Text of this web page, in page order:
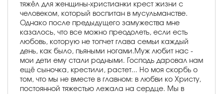
тяжёл для женщины-христианки крест жизни с
человеком, который воспитан в мусульманстве.
Однако после предыдущего замужества мне
казалось, что все можно преодолеть, если есть
любовь, которую не топчет глава семьи каждый
день, как было, пьяными ногами.Муж любит нас -
мои дети ему стали родными. Господь даровал нам
ещё сыночка, крестили, растет... Но моя скорбь о
том, что мы не вместе в главном: в любви ко Христу,
постоянной тяжестью лежала на сердце. Мы в